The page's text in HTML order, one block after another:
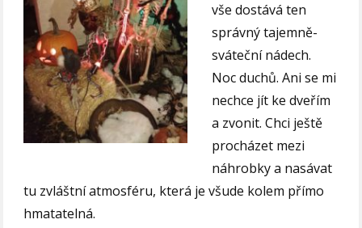
vše dostává ten
správný tajemně-
sváteční nádech.
Noc duchů. Ani se mi
nechce jít ke dveřím
a zvonit. Chci ještě
procházet mezi
náhrobky a nasávat
tu zvláštní atmosféru, která je všude kolem přímo
hmatatelná.